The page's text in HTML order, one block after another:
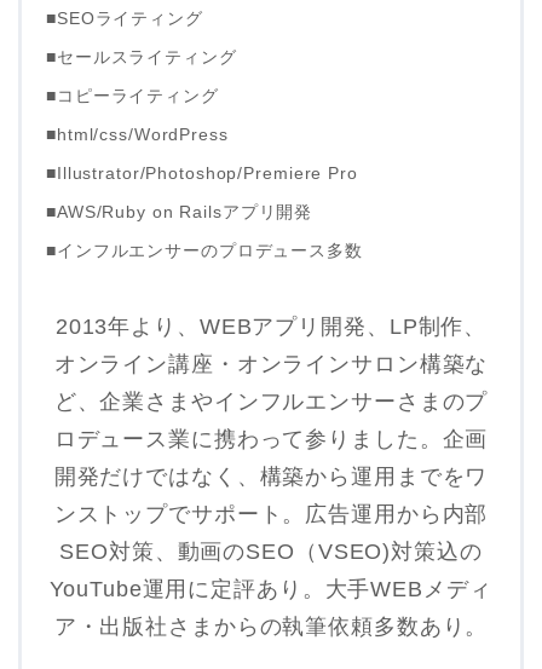
■SEOライティング
■セールスライティング
■コピーライティング
■html/css/WordPress
■Illustrator/Photoshop/Premiere Pro
■AWS/Ruby on Railsアプリ開発
■インフルエンサーのプロデュース多数
2013年より、WEBアプリ開発、LP制作、
オンライン講座・オンラインサロン構築な
ど、企業さまやインフルエンサーさまのプ
ロデュース業に携わって参りました。企画
開発だけではなく、構築から運用までをワ
ンストップでサポート。広告運用から内部
SEO対策、動画のSEO（VSEO)対策込の
YouTube運用に定評あり。大手WEBメディ
ア・出版社さまからの執筆依頼多数あり。